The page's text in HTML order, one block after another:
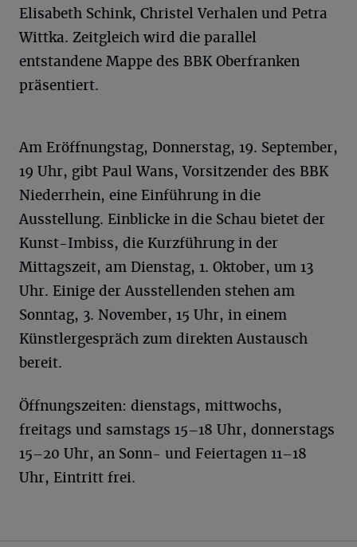
Elisabeth Schink, Christel Verhalen und Petra
Wittka. Zeitgleich wird die parallel
entstandene Mappe des BBK Oberfranken
präsentiert.
Am Eröffnungstag, Donnerstag, 19. September,
19 Uhr, gibt Paul Wans, Vorsitzender des BBK
Niederrhein, eine Einführung in die
Ausstellung. Einblicke in die Schau bietet der
Kunst-Imbiss, die Kurzführung in der
Mittagszeit, am Dienstag, 1. Oktober, um 13
Uhr. Einige der Ausstellenden stehen am
Sonntag, 3. November, 15 Uhr, in einem
Künstlergespräch zum direkten Austausch
bereit.
Öffnungszeiten: dienstags, mittwochs,
freitags und samstags 15–18 Uhr, donnerstags
15–20 Uhr, an Sonn- und Feiertagen 11–18
Uhr, Eintritt frei.